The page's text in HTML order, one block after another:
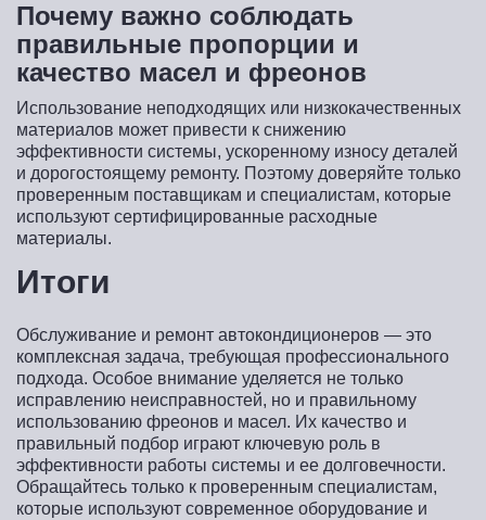
Почему важно соблюдать
правильные пропорции и
качество масел и фреонов
Использование неподходящих или низкокачественных
материалов может привести к снижению
эффективности системы, ускоренному износу деталей
и дорогостоящему ремонту. Поэтому доверяйте только
проверенным поставщикам и специалистам, которые
используют сертифицированные расходные
материалы.
Итоги
Обслуживание и ремонт автокондиционеров — это
комплексная задача, требующая профессионального
подхода. Особое внимание уделяется не только
исправлению неисправностей, но и правильному
использованию фреонов и масел. Их качество и
правильный подбор играют ключевую роль в
эффективности работы системы и ее долговечности.
Обращайтесь только к проверенным специалистам,
которые используют современное оборудование и